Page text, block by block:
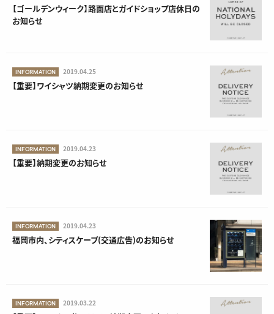
【ゴールデンウィーク】路面店とガイドショップ店休日の
お知らせ
INFORMATION 2019.04.25
【重要】ワイシャツ納期変更のお知らせ
INFORMATION 2019.04.23
【重要】納期変更のお知らせ
INFORMATION 2019.04.23
福岡市内、シティスケープ(交通広告)のお知らせ
INFORMATION 2019.03.22